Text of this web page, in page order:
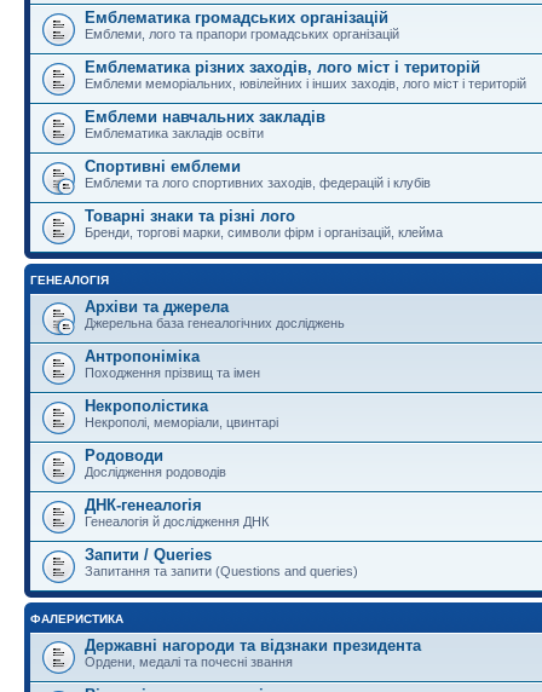
Емблематика громадських організацій
Емблеми, лого та прапори громадських організацій
Емблематика різних заходів, лого міст і територій
Емблеми меморіальних, ювілейних і інших заходів, лого міст і територій
Емблеми навчальних закладів
Емблематика закладів освіти
Спортивні емблеми
Емблеми та лого спортивних заходів, федерацій і клубів
Товарні знаки та різні лого
Бренди, торгові марки, символи фірм і організацій, клейма
ГЕНЕАЛОГІЯ
Архіви та джерела
Джерельна база генеалогічних досліджень
Антропоніміка
Походження прізвищ та імен
Некрополістика
Некрополі, меморіали, цвинтарі
Родоводи
Дослідження родоводів
ДНК-генеалогія
Генеалогія й дослідження ДНК
Запити / Queries
Запитання та запити (Questions and queries)
ФАЛЕРИСТИКА
Державні нагороди та відзнаки президента
Ордени, медалі та почесні звання